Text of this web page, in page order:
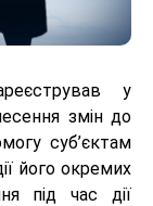
у
змін до
суб’єктам
його окремих
під час дії